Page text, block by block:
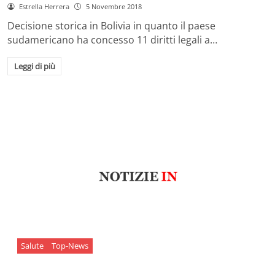
Estrella Herrera 5 Novembre 2018
Decisione storica in Bolivia in quanto il paese
sudamericano ha concesso 11 diritti legali a…
Leggi di più
Salute Top-News